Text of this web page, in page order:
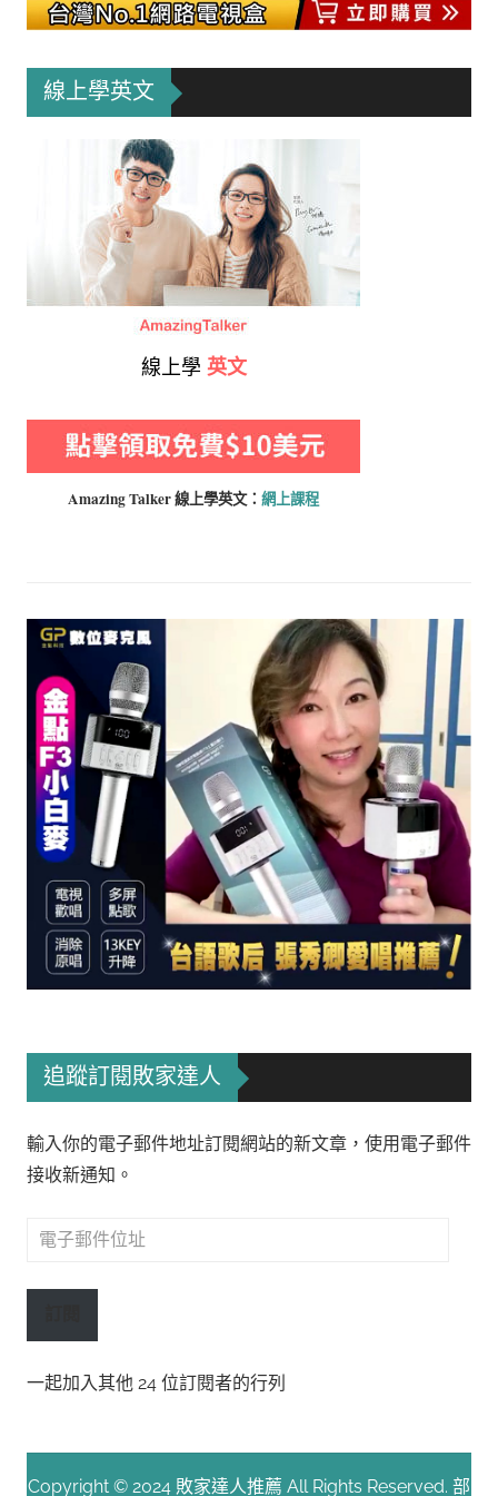
線上學英文
線上學 英文
Amazing Talker 線上學英文： 網上課程
追蹤訂閱敗家達人
輸入你的電子郵件地址訂閱網站的新文章，使用電子郵件
接收新通知。
電
郵
址
一起加入其他 24 位訂閱者的行列
Copyright © 2024 敗家達人推薦 All Rights Reserved. 部